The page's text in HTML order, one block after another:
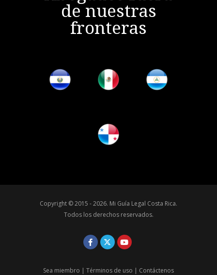
de nuestras
fronteras
Copyright © 2015 - 2026. Mi Guía Legal Costa Rica.
Todos los derechos reservados.
Sea miembro | Términos de uso | Contáctenos